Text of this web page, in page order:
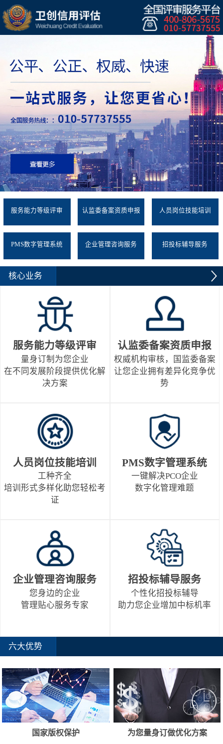
服务能力等级评审 认监委备案资质申报 人员岗位技能培训
PMS数字管理系统 企业管理咨询服务 招投标辅导服务
核心业务
服务能力等级评审
量身订制为您企业
在不同发展阶段提供优化解
决方案
认监委备案资质申报
权威机构审核，国监委备案
让您企业拥有差异化竞争优
势
人员岗位技能培训
工种齐全
培训形式多样化助您轻松考
证
PMS数字管理系统
一键解决PCO企业
数字化管理难题
企业管理咨询服务
您身边的企业
管理贴心服务专家
招投标辅导服务
个性化招投标辅导
助力您企业增加中标机率
六大优势
国家版权保护 为您量身订做优化方案